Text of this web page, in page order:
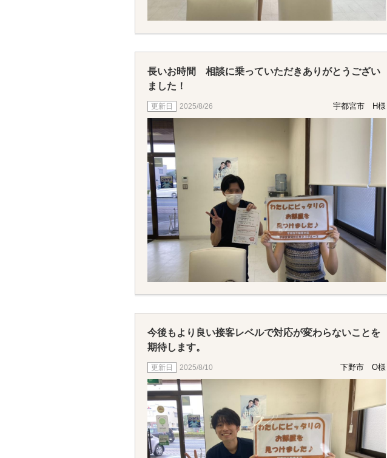
長いお時間 相談に乗っていただきありがとうござい
ました！
2025/8/26 宇都宮市 H様
今後もより良い接客レベルで対応が変わらないことを
期待します。
2025/8/10 下野市 O様